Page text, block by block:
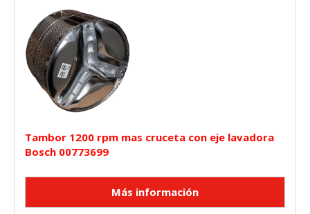
Tambor 1200 rpm mas cruceta con eje lavadora
Bosch 00773699